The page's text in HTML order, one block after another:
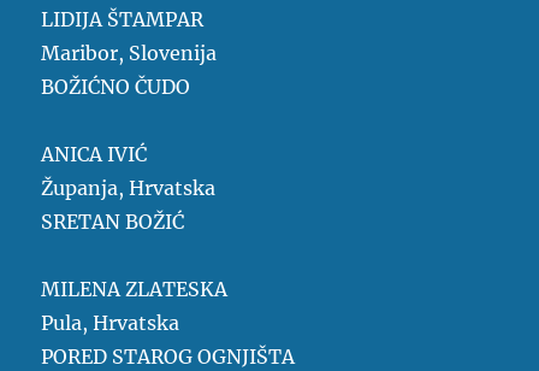
LIDIJA ŠTAMPAR
Maribor, Slovenija
BOŽIĆNO ČUDO
ANICA IVIĆ
Županja, Hrvatska
SRETAN BOŽIĆ
MILENA ZLATESKA
Pula, Hrvatska
PORED STAROG OGNJIŠTA